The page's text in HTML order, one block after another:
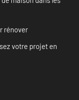
rénover
votre projet en